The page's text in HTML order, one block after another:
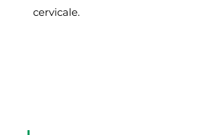
cervicale.